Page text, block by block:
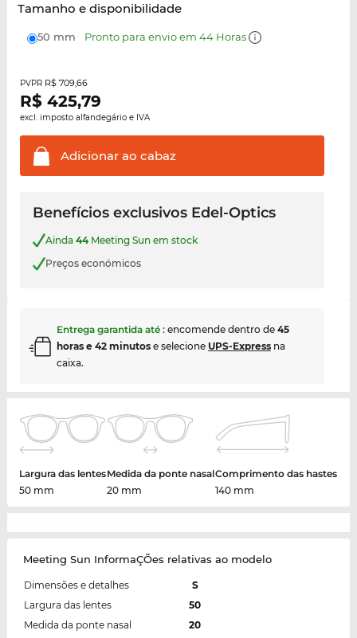
Tamanho e disponibilidade
50 mm Pronto para envio em 44 Horas
PVPR R$ 709,66
R$ 425,79
excl. imposto alfandegário e IVA
Adicionar ao cabaz
Benefícios exclusivos Edel-Optics
Ainda 44Meeting Sun em stock
Preços económicos
Entrega garantida até : encomende dentro de 45
horas e 42 minutose selecione UPS-Expressna
caixa.
Largura das lentes
50 mm
Medida da ponte nasal
20 mm
Comprimento das hastes
140 mm
Meeting Sun InformaÇÕes relativas ao modelo
Dimensões e detalhes
S
Largura das lentes
50
Medida da ponte nasal
20